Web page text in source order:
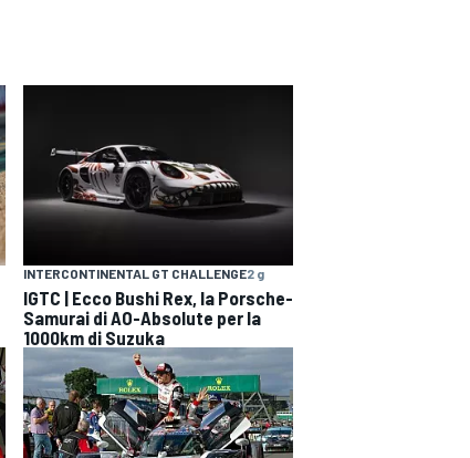
INTERCONTINENTAL GT CHALLENGE2 g
IGTC | Ecco Bushi Rex, la Porsche-
Samurai di AO-Absolute per la
1000km di Suzuka